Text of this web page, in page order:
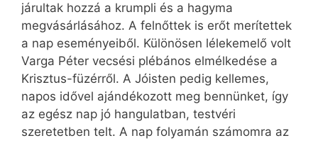
járultak hozzá a krumpli és a hagyma
megvásárlásához. A felnőttek is erőt merítettek
a nap eseményeiből. Különösen lélekemelő volt
Varga Péter vecsési plébános elmélkedése a
Krisztus-füzérről. A Jóisten pedig kellemes,
napos idővel ajándékozott meg bennünket, így
az egész nap jó hangulatban, testvéri
szeretetben telt. A nap folyamán számomra az